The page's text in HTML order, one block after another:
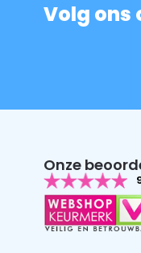
Volg ons
Onze